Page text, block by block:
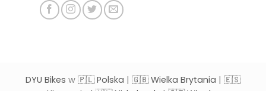
DYU Bikes w 🇵🇱 Polska | 🇬🇧 Wielka Brytania | 🇪🇸